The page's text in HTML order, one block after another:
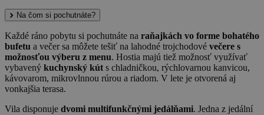
Na čom si pochutnáte?
Každé ráno pobytu si pochutnáte na raňajkách vo forme bohatého
bufetu a večer sa môžete tešiť na lahodné trojchodové večere s
možnosťou výberu z menu. Hostia majú tiež možnosť využívať
vybavený kuchynský kút s chladničkou, rýchlovarnou kanvicou,
kávovarom, mikrovlnnou rúrou a riadom. V lete je otvorená aj
vonkajšia terasa.
Vila disponuje dvomi multifunkčnými jedálňami. Jedna z jedální